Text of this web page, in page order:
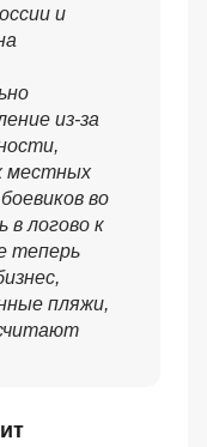
и
из-за
местных
во
в логово к
теперь
пляжи,